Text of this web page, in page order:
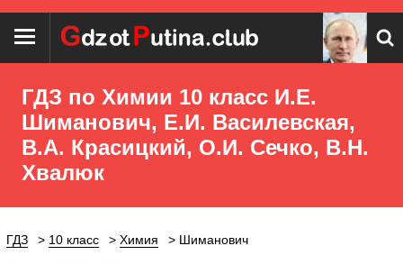
ГДЗ по Химии 10 класс И.Е.
Шиманович, Е.И. Василевская,
В.А. Красицкий, О.И. Сечко, В.Н.
Хвалюк
ГДЗ 10 класс Химия Шиманович